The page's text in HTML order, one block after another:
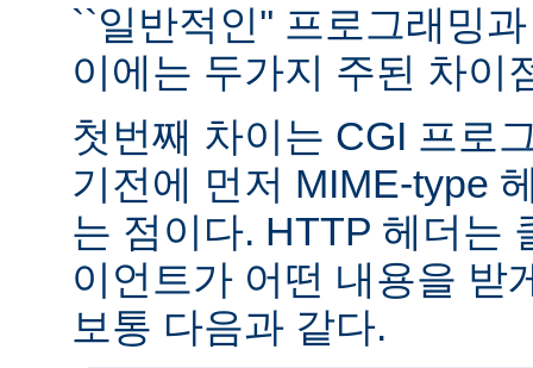
``일반적인'' 프로그래밍
이에는 두가지 주된 차이
첫번째 차이는 CGI 프로
기전에 먼저 MIME-type
는 점이다. HTTP 헤더는
이언트가 어떤 내용을 받
보통 다음과 같다.